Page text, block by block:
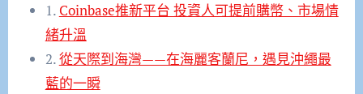
1. Coinbase推新平台 投資人可提前購幣、市場情
緒升溫
2.從天際到海灣——在海麗客蘭尼，遇見沖繩最
藍的一瞬